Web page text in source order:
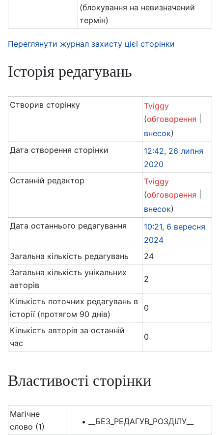
(блокування на невизначений
термін)
Переглянути журнал захисту цієї сторінки
Історія редагувань
Створив сторінку
Tviggy
(обговорення
внесок)
Дата створення сторінки
12:42, 26 липня
2020
Останній редактор
Tviggy
(обговорення
внесок)
Дата останнього редагування
10:21, 6 вересня
2024
Загальна кількість редагувань
24
Загальна кількість унікальних
авторів
2
Кількість поточних редагувань в
історії (протягом 90 днів)
0
Кількість авторів за останній
час
0
Властивості сторінки
Магічне
слово (1)
__БЕЗ_РЕДАГУВ_РОЗДІЛУ__